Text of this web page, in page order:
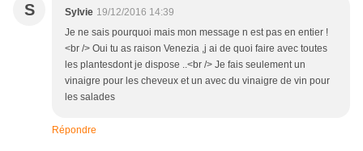
S Sylvie 19/12/2016 14:39
Je ne sais pourquoi mais mon message n est pas en entier !
<br /> Oui tu as raison Venezia ,j ai de quoi faire avec toutes
les plantesdont je dispose ..<br /> Je fais seulement un
vinaigre pour les cheveux et un avec du vinaigre de vin pour
les salades
Répondre